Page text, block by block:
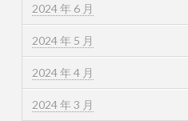
2024 年 6 月
2024 年 5 月
2024 年 4 月
2024 年 3 月